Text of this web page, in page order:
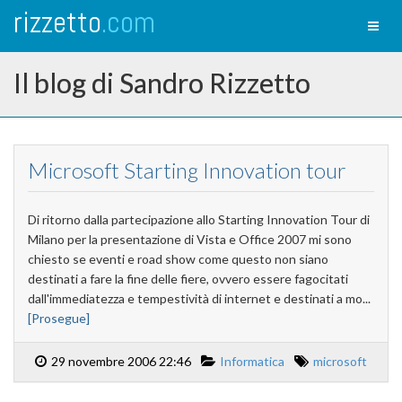
rizzetto.com
Il blog di Sandro Rizzetto
Microsoft Starting Innovation tour
Di ritorno dalla partecipazione allo Starting Innovation Tour di
Milano per la presentazione di Vista e Office 2007 mi sono
chiesto se eventi e road show come questo non siano
destinati a fare la fine delle fiere, ovvero essere fagocitati
dall'immediatezza e tempestività di internet e destinati a mo...
[Prosegue]
29 novembre 2006 22:46 Informatica microsoft